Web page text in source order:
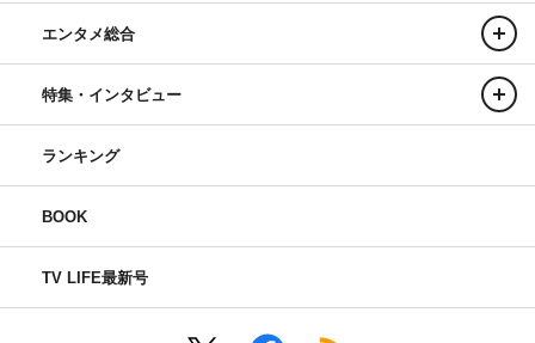
エンタメ総合
特集・インタビュー
ランキング
BOOK
TV LIFE最新号